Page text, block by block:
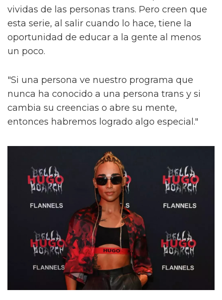
vividas de las personas trans. Pero creen que
esta serie, al salir cuando lo hace, tiene la
oportunidad de educar a la gente al menos
un poco.
"Si una persona ve nuestro programa que
nunca ha conocido a una persona trans y si
cambia su creencias o abre su mente,
entonces habremos logrado algo especial."